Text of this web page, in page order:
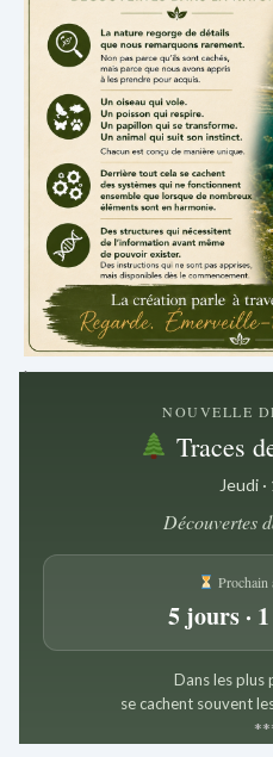
.
NOUVELLE
Traces
Jeudi
Découvertes
Prochain
5 jours ·
Dans les plus
se cachent souvent
**